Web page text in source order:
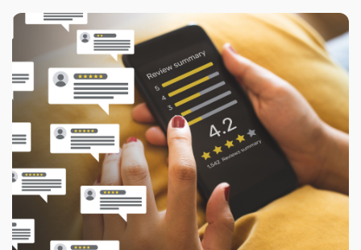
ten proces i skutecznie zbierać opinie w
branży HoReCa!